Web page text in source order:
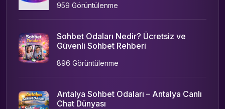
959 Görüntülenme
Sohbet Odaları Nedir? Ücretsiz ve
Güvenli Sohbet Rehberi
896 Görüntülenme
Antalya Sohbet Odaları – Antalya Canlı
Chat Dünyası